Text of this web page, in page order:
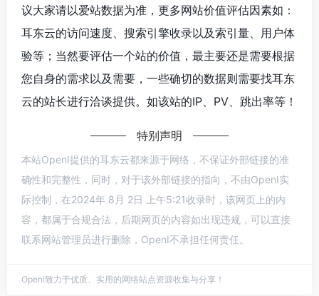
议大家请以爱站数据为准，更多网站价值评估因素如：
耳东云的访问速度、搜索引擎收录以及索引量、用户体
验等；当然要评估一个站的价值，最主要还是需要根据
您自身的需求以及需要，一些确切的数据则需要找耳东
云的站长进行洽谈提供。如该站的IP、PV、跳出率等！
特别声明
本站OpenI提供的耳东云都来源于网络，不保证外部链接的准
确性和完整性，同时，对于该外部链接的指向，不由OpenI实
际控制，在2024年 8月 2日 上午5:21收录时，该网页上的内
容，都属于合规合法，后期网页的内容如出现违规，可以直接
联系网站管理员进行删除，OpenI不承担任何责任。
OpenI致力于优质、实用的网络站点资源收集与分享！